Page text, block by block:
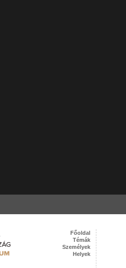
Főoldal
Témák
Személyek
Helyek